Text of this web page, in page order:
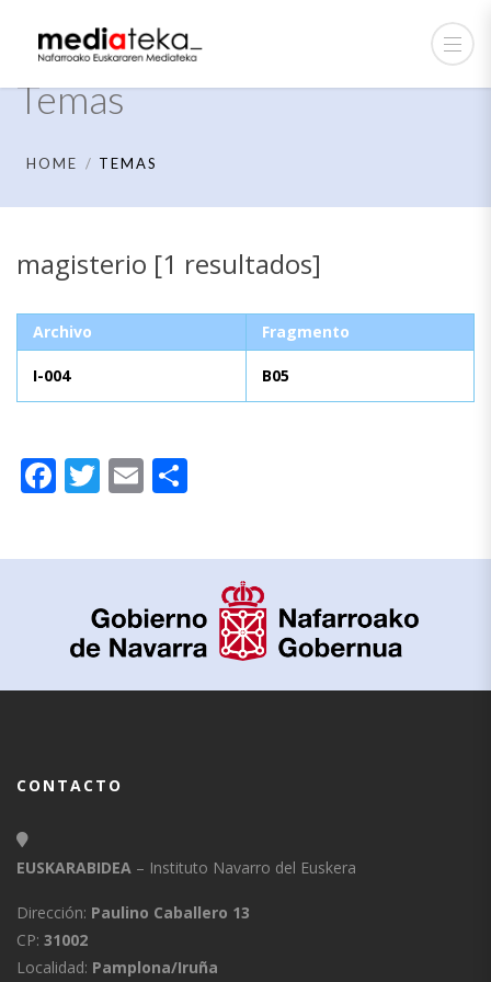
Temas
HOME TEMAS
magisterio [1 resultados]
Archivo Fragmento
I-004 B05
Facebook
Twitter
Email
CONTACTO
EUSKARABIDEA – Instituto Navarro del Euskera
Dirección: Paulino Caballero 13
CP: 31002
Localidad: Pamplona/Iruña